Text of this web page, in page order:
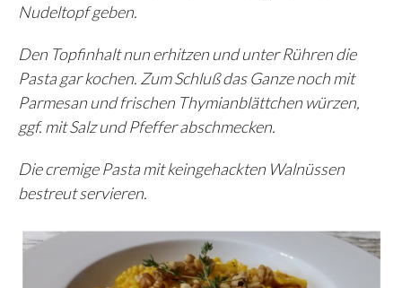
Nudeltopf geben.
Den Topfinhalt nun erhitzen und unter Rühren die
Pasta gar kochen. Zum Schluß das Ganze noch mit
Parmesan und frischen Thymianblättchen würzen,
ggf. mit Salz und Pfeffer abschmecken.
Die cremige Pasta mit keingehackten Walnüssen
bestreut servieren.